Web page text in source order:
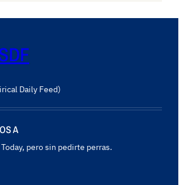
Daily Feed)
A
pero sin pedirte perras.